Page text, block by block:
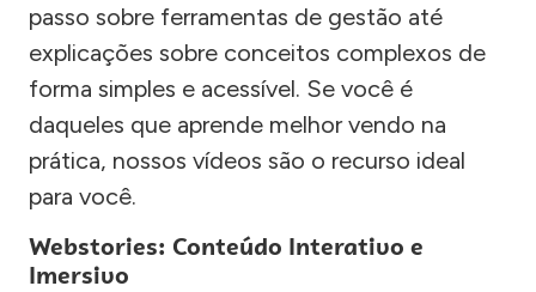
passo sobre ferramentas de gestão até
explicações sobre conceitos complexos de
forma simples e acessível. Se você é
daqueles que aprende melhor vendo na
prática, nossos vídeos são o recurso ideal
para você.
Webstories: Conteúdo Interativo e
Imersivo